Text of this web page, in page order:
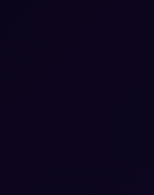
– często
systemu to nie
Nowoczesne